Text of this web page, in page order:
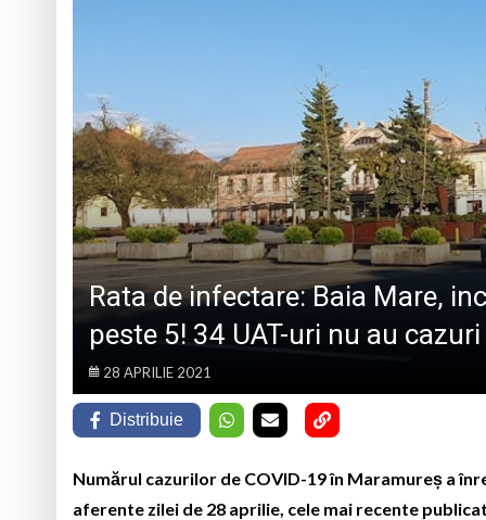
Muzeul Județean
Psiholog
iar cealaltă merge
Andreea-Mihaela
Atelier de lucru
Rata de infectare: Baia Mare,
peste 5! 34 UAT-uri nu au
28 APRILIE 2021
Distribuie
Numărul cazurilor de COVID-19 în Maramureș a
aferente zilei de 28 aprilie, cele mai recente